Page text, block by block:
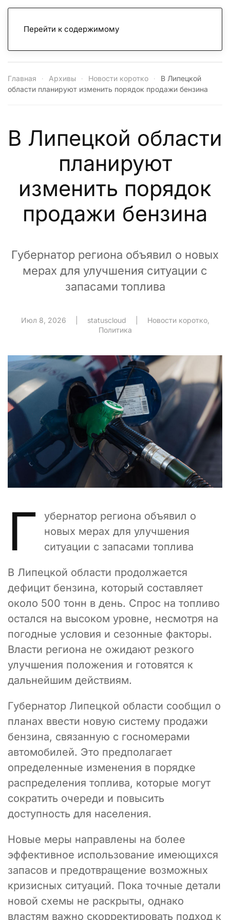
Перейти к содержимому
Главная Архивы Новости коротко
В Липецкой
области планируют изменить порядок продажи бензина
В Липецкой области
планируют
изменить порядок
продажи бензина
Губернатор региона объявил о новых
мерах для улучшения ситуации с
запасами топлива
Июл 8, 2026 statuscloud Новости коротко,
Политика
Г
убернатор региона объявил о
новых мерах для улучшения
ситуации с запасами топлива
В Липецкой области продолжается
дефицит бензина, который составляет
около 500 тонн в день. Спрос на топливо
остался на высоком уровне, несмотря на
погодные условия и сезонные факторы.
Власти региона не ожидают резкого
улучшения положения и готовятся к
дальнейшим действиям.
Губернатор Липецкой области сообщил о
планах ввести новую систему продажи
бензина, связанную с госномерами
автомобилей. Это предполагает
определенные изменения в порядке
распределения топлива, которые могут
сократить очереди и повысить
доступность для населения.
Новые меры направлены на более
эффективное использование имеющихся
запасов и предотвращение возможных
кризисных ситуаций. Пока точные детали
новой схемы не раскрыты, однако
властям важно скорректировать подход к